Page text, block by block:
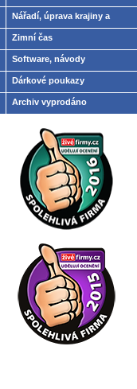
Nářadí, úprava krajiny a
modelů
Zimní čas
Software, návody
Dárkové poukazy
Archiv vyprodáno